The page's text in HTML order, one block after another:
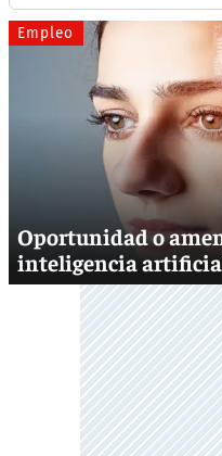
Empleo
Oportunidad o
inteligencia